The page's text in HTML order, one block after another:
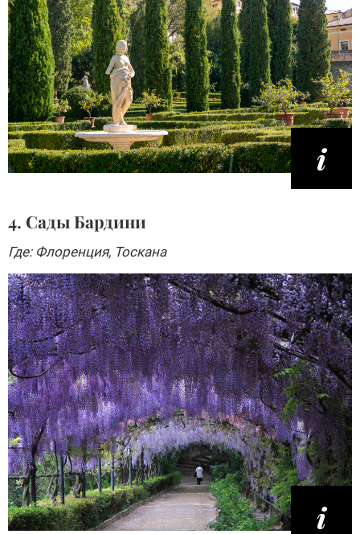
4. Сады Бардини
Где: Флоренция, Тоскана